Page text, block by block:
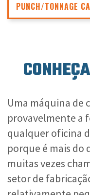
PUNCH/TONNAGE
Uma máquina de
provavelmente a
qualquer oficina
porque é mais do
muitas vezes
setor de